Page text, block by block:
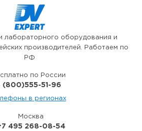
лабораторного оборудования и
производителей. Работаем по
РФ
по России
(800)555-51-96
в регионах
Москва
495 268-08-54